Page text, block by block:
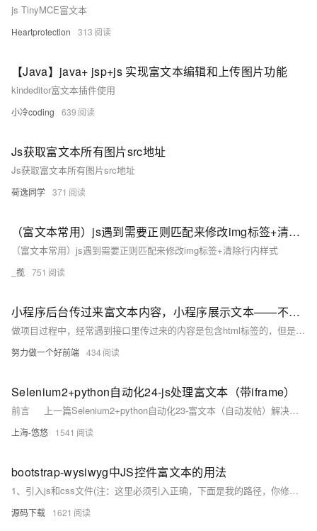
js TinyMCE富文本
Heartprotection 313
【Java】java+ jsp+js 实现富文本编辑和上传图片功能
kindeditor富文本插件使用
小冷coding 639
Js获取富文本所有图片src地址
Js获取富文本所有图片src地址
荷逸同学 371
（富文本常用）js遇到需要正则匹配来修改img标签+清除行内样式
（富文本常用）js遇到需要正则匹配来修改img标签+清除行内样式
_揽 751
小程序后台传过来富文本内容，小程序展示文本——不用js
做项目过程中，经常遇到接口里传过来的内容是包含html标签的，但是样式又不全面，导致在小程序显示的时候，整个界面都是乱的。 这时候就要用到rich-text
努力做一个好前端 434
Selenium2+python自动化24-js处理富文本（带iframe）
前言 上一篇Selenium2+python自动化23-富文本（自动发帖）解决了富文本上iframe问题，其实没什么特别之处，主要是iframe的切换，本篇讲解通过js的方法处理富文本上iframe的问题 一、加载配置 1.打开博客园写随笔，首先需要登录，这里为了避免透露个人账户信息，我直接加载配置文件，免登录了。
上海-悠悠 1541
bootstrap-wysiwyg中JS控件富文本的用法
1、引入js和css文件(注：这里必须引入正确，下面是我的路径，你修改为你自己的，不多说了) 2、其实调用也很容易，难点在于怎么把‘富文本里面的内容提交给后台’...
源码下载 1621